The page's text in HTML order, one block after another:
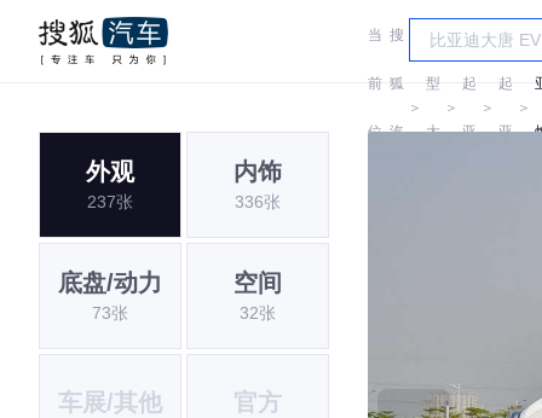
当
前
位
搜
狐
汽
＞
车
型
大
＞
起
亚
＞
起
亚
＞
外观
237张
内饰
336张
底盘/动力
73张
空间
32张
车展/其他 官方